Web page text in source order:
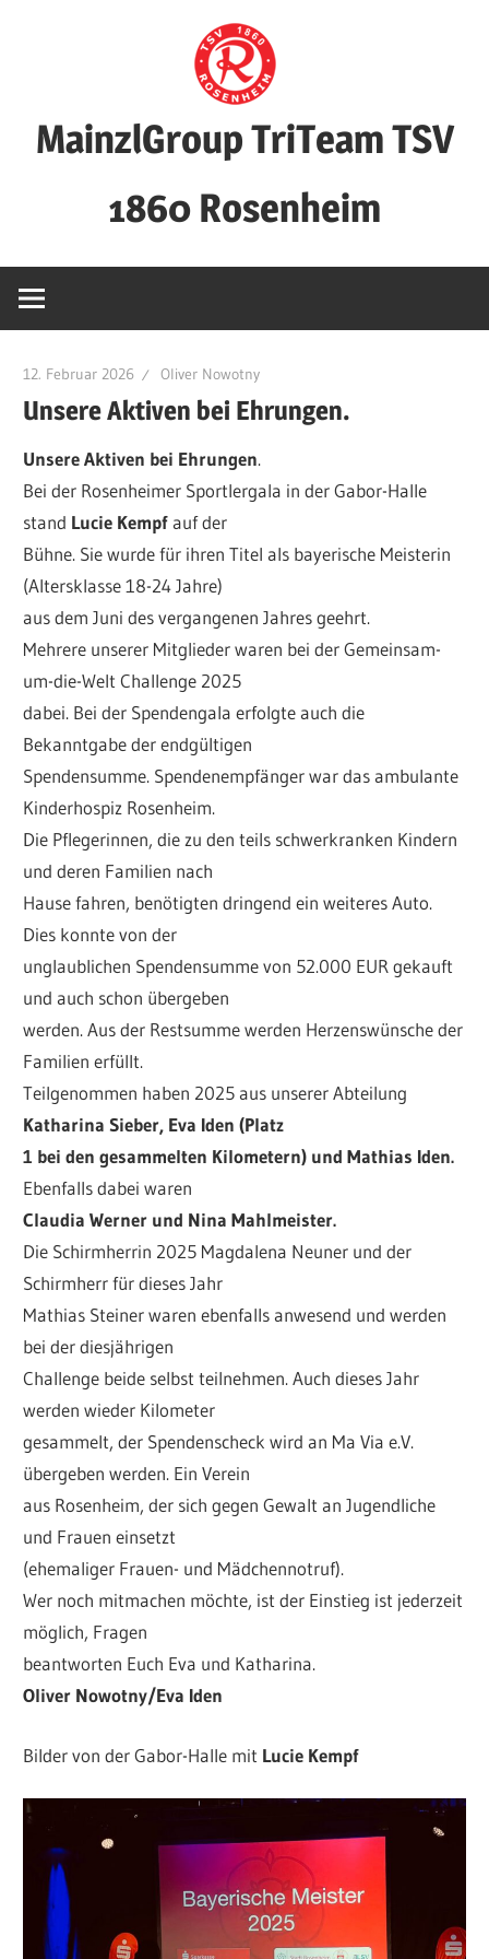
MainzlGroup TriTeam TSV
1860 Rosenheim
12. Februar 2026 Oliver Nowotny
Unsere Aktiven bei Ehrungen.
Unsere Aktiven bei Ehrungen.
Bei der Rosenheimer Sportlergala in der Gabor-Halle
stand Lucie Kempfauf der
Bühne. Sie wurde für ihren Titel als bayerische Meisterin
(Altersklasse 18-24 Jahre)
aus dem Juni des vergangenen Jahres geehrt.
Mehrere unserer Mitglieder waren bei der Gemeinsam-
um-die-Welt Challenge 2025
dabei. Bei der Spendengala erfolgte auch die
Bekanntgabe der endgültigen
Spendensumme. Spendenempfänger war das ambulante
Kinderhospiz Rosenheim.
Die Pflegerinnen, die zu den teils schwerkranken Kindern
und deren Familien nach
Hause fahren, benötigten dringend ein weiteres Auto.
Dies konnte von der
unglaublichen Spendensumme von 52.000 EUR gekauft
und auch schon übergeben
werden. Aus der Restsumme werden Herzenswünsche der
Familien erfüllt.
Teilgenommen haben 2025 aus unserer Abteilung
Katharina Sieber, Eva Iden (Platz
1 bei den gesammelten Kilometern) und Mathias Iden.
Ebenfalls dabei waren
Claudia Werner und Nina Mahlmeister.
Die Schirmherrin 2025 Magdalena Neuner und der
Schirmherr für dieses Jahr
Mathias Steiner waren ebenfalls anwesend und werden
bei der diesjährigen
Challenge beide selbst teilnehmen. Auch dieses Jahr
werden wieder Kilometer
gesammelt, der Spendenscheck wird an Ma Via e.V.
übergeben werden. Ein Verein
aus Rosenheim, der sich gegen Gewalt an Jugendliche
und Frauen einsetzt
(ehemaliger Frauen- und Mädchennotruf).
Wer noch mitmachen möchte, ist der Einstieg ist jederzeit
möglich, Fragen
beantworten Euch Eva und Katharina.
Oliver Nowotny/Eva Iden
Bilder von der Gabor-Halle mit Lucie Kempf